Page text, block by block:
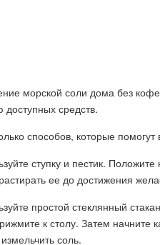
морской соли дома без
средств.
способов, которые
ступку и пестик.
ее до достижения
простой стеклянный
к столу. Затем начните
соль.